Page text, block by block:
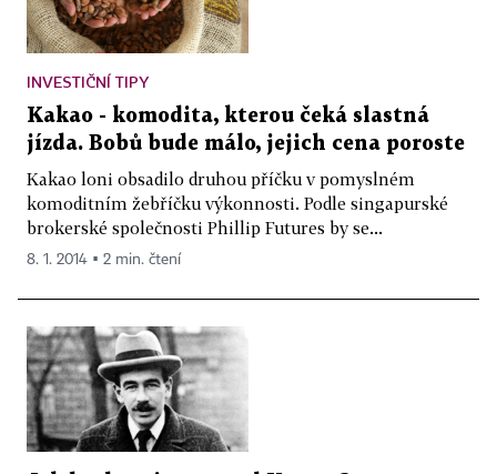
INVESTIČNÍ TIPY
Kakao - komodita, kterou čeká slastná
jízda. Bobů bude málo, jejich cena poroste
Kakao loni obsadilo druhou příčku v pomyslném
komoditním žebříčku výkonnosti. Podle singapurské
brokerské společnosti Phillip Futures by se...
8. 1. 2014 ▪ 2 min. čtení